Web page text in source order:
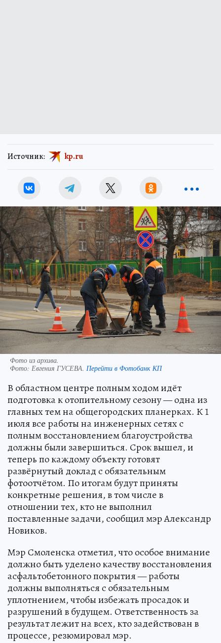
Источник: kp.ru
Фото из архива.
Фото: Евгения ГУСЕВА. Перейти в Фотобанк КП
В областном центре полным ходом идёт
подготовка к отопительному сезону — одна из
главных тем на общегородских планерках. К 1
июля все работы на инженерных сетях с
полным восстановлением благоустройства
должны были завершиться. Срок вышел, и
теперь по каждому объекту готовят
развёрнутый доклад с обязательным
фотоотчётом. По итогам будут приняты
конкретные решения, в том числе в
отношении тех, кто не выполнил
поставленные задачи, сообщил мэр Александр
Новиков.
Мэр Смоленска отметил, что особое внимание
должно быть уделено качеству восстановления
асфальтобетонного покрытия — работы
должны выполняться с обязательным
уплотнением, чтобы избежать просадок и
разрушений в будущем. Ответственность за
результат лежит на всех, кто задействован в
процессе, резюмировал мэр.